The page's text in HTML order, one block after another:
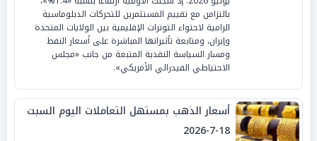
بالتزامن مع تقييم المستثمرين للتحركات الدبلوماسية
الرامية لاحتواء التوترات الإقليمية بين الولايات المتحدة
وإيران، ومتابعة تأثيراتها المباشرة على أسعار النفط
ومسار السياسة النقدية المتبعة من جانب «مجلس
الاحتياطي الفيدرالي الأمريكي».
أسعار الذهب بمستهل التعاملات اليوم السبت
18-7-2026